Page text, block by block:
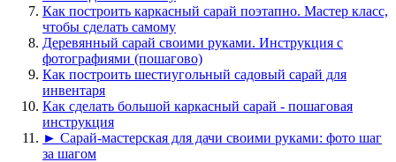
Как построить каркасный сарай поэтапно. Мастер класс,
чтобы сделать самому
Деревянный сарай своими руками. Инструкция с
фотографиями (пошагово)
Как построить шестиугольный садовый сарай для
инвентаря
Как сделать большой каркасный сарай - пошаговая
инструкция
► Сарай-мастерская для дачи своими руками: фото шаг
за шагом